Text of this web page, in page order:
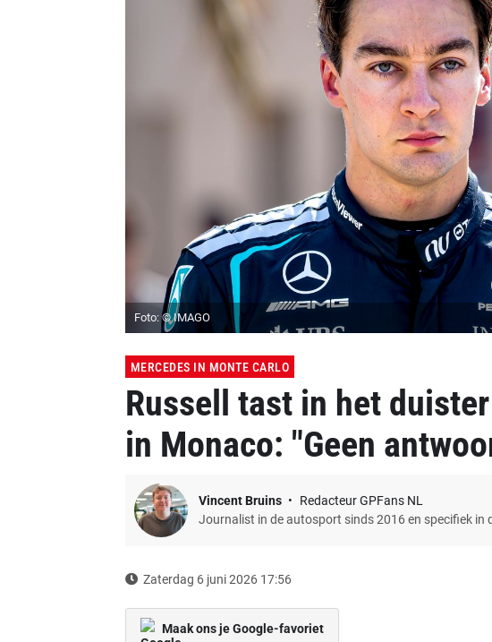
Foto: © IMAGO
MERCEDES IN MONTE CARLO
Russell tast in het
in Monaco: "Geen
Vincent Bruins
Redacteur GPFans NL
Journalist in de autosport sinds 2016 en specifiek in
Zaterdag 6 juni 2026 17:56
Maak ons je Google-favoriet